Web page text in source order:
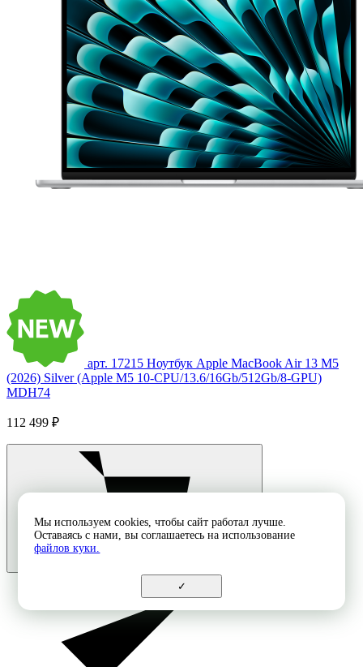
арт. 17215 Ноутбук Apple MacBook Air 13 M5
(2026) Silver (Apple M5 10-CPU/13.6/16Gb/512Gb/8-GPU)
MDH74
112 499 ₽
Мы используем cookies, чтобы сайт работал лучше.
Оставаясь с нами, вы соглашаетесь на использование
файлов куки.
✓